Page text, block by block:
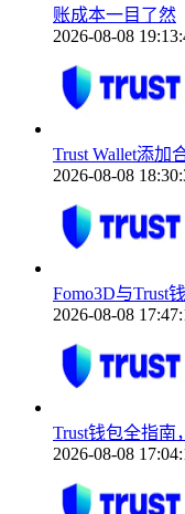
账成本一目了然
2026-08-08
Trust Wallet添加
2026-08-08
Fomo3D与Trust
2026-08-08
Trust钱包全指南
2026-08-08